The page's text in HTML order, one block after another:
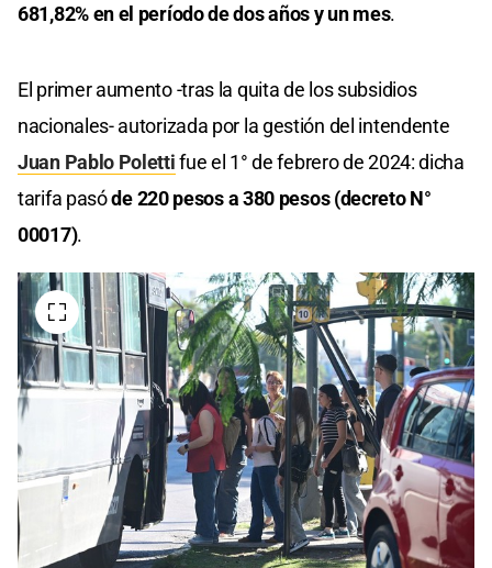
681,82% en el período de dos años y un mes.
El primer aumento -tras la quita de los subsidios
nacionales- autorizada por la gestión del intendente
Juan Pablo Polettifue el 1° de febrero de 2024: dicha
tarifa pasóde 220 pesos a 380 pesos (decreto N°
00017).